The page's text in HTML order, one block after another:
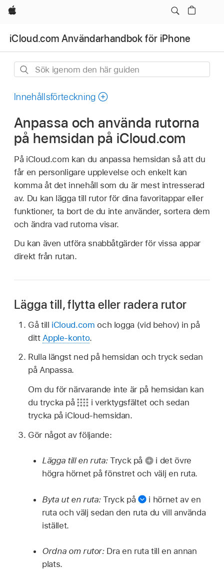
Apple
iCloud.com Användarhandbok för iPhone
Sök
den
guiden
Innehållsförteckning
Anpassa och använda rutorna
på hemsidan på iCloud.com
På iCloud.com kan du anpassa hemsidan så att du
får en personligare upplevelse och enkelt kan
komma åt det innehåll som du är mest intresserad
av. Du kan lägga till rutor för dina favoritappar eller
funktioner, ta bort de du inte använder, sortera dem
och ändra vad rutorna visar.
Du kan även utföra snabbåtgärder för vissa appar
direkt från rutan.
Lägga till, flytta eller radera rutor
Gå till iCloud.com och logga (vid behov) in på
ditt Apple-konto.
Rulla längst ned på hemsidan och tryck sedan
på Anpassa.
Om du för närvarande inte är på hemsidan kan
du trycka på
i verktygsfältet och sedan
trycka på iCloud-hemsidan.
Gör något av följande:
Lägga till en ruta: Tryck på
i det övre
högra hörnet på fönstret och välj en ruta.
Byta ut en ruta:Tryck på
i hörnet av en
ruta och välj sedan den ruta du vill använda
istället.
Ordna om rutor: Dra en ruta till en annan
plats.